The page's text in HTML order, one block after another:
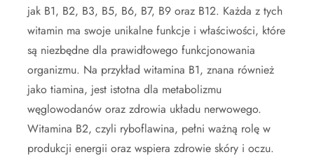
jak B1, B2, B3, B5, B6, B7, B9 oraz B12. Każda z tych
witamin ma swoje unikalne funkcje i właściwości, które
są niezbędne dla prawidłowego funkcjonowania
organizmu. Na przykład witamina B1, znana również
jako tiamina, jest istotna dla metabolizmu
węglowodanów oraz zdrowia układu nerwowego.
Witamina B2, czyli ryboflawina, pełni ważną rolę w
produkcji energii oraz wspiera zdrowie skóry i oczu.